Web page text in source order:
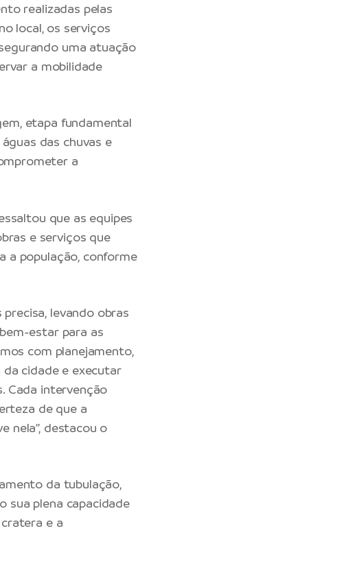
realizadas pelas
local, os serviços
uma atuação
a mobilidade
etapa fundamental
das chuvas e
a
que as equipes
e serviços que
a população, conforme
levando obras
estar para as
com planejamento,
cidade e executar
Cada intervenção
de que a
nela”, destacou o
da tubulação,
sua plena capacidade
e a